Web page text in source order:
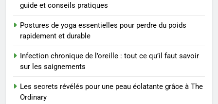
trouver un accompagnement
Les tendances mode qui
reviennent chaque année
MODE
guide et conseils pratiques
Postures de yoga essentielles pour perdre du poids
rapidement et durable
Infection chronique de l’oreille : tout ce qu’il faut savoir
sur les saignements
Les secrets révélés pour une peau éclatante grâce à The
Ordinary